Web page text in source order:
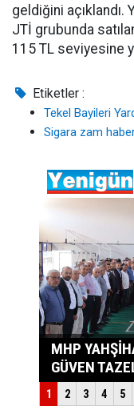
geldiğini açıklandı.
JTİ grubunda
115 TL seviyesine
Etiketler :
Tekel Bayileri
Sigara zam